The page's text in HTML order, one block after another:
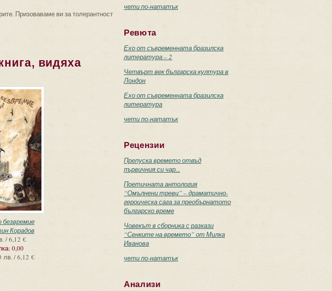
Призоваваме ви за толерантност
видяха
безвремие
Корадов
/ 6,12 €
0,00
лв. / 6,12 €
чети по-нататък
Ревюта
Ехо от съвременната бразилска
литература – 2
Четвърт век българска култура в
Лондон
Ехо от съвременната бразилска
литература
чети по-нататък
Рецензии
Препуска времето отвъд
първичния си чар...
Поетичната антология
“Омълнени треви” – драматично-
героическа сага за преобърнатото
българско време
Човекът в сборника с разкази
“Сенките на времето” от Милка
Иванова
чети по-нататък
Анализи